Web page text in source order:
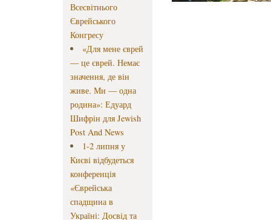
Всесвітнього
Єврейського
Конгресу
«Для мене єврей
— це єврей. Немає
значення, де він
живе. Ми — одна
родина»: Едуард
Шифрін для Jewish
Post And News
1-2 липня у
Києві відбудеться
конференція
«Єврейська
спадщина в
Україні: Досвід та